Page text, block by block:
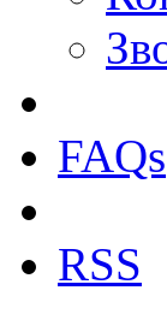
FAQs
RSS